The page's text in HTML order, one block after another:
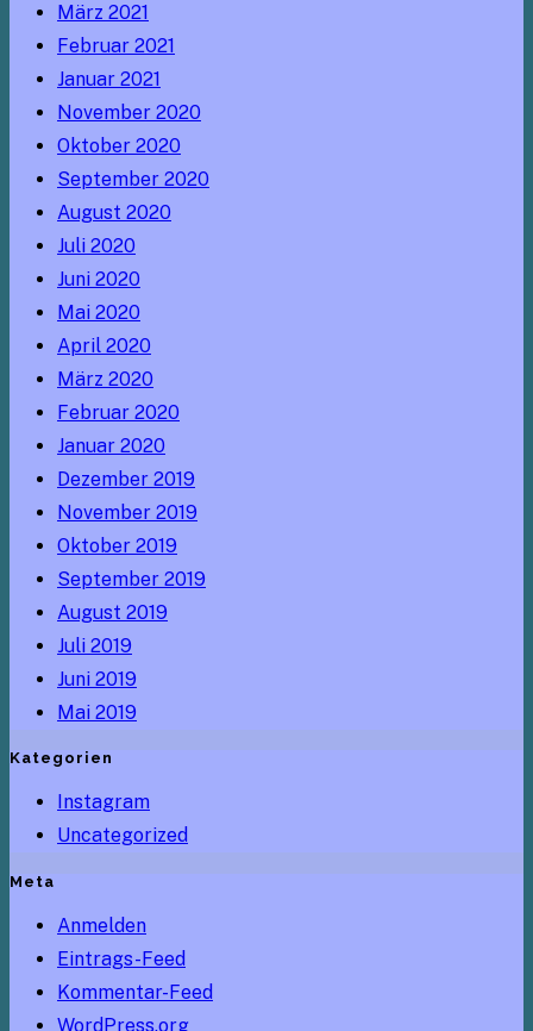
März 2021
Februar 2021
Januar 2021
November 2020
Oktober 2020
September 2020
August 2020
Juli 2020
Juni 2020
Mai 2020
April 2020
März 2020
Februar 2020
Januar 2020
Dezember 2019
November 2019
Oktober 2019
September 2019
August 2019
Juli 2019
Juni 2019
Mai 2019
Kategorien
Instagram
Uncategorized
Meta
Anmelden
Eintrags-Feed
Kommentar-Feed
WordPress.org